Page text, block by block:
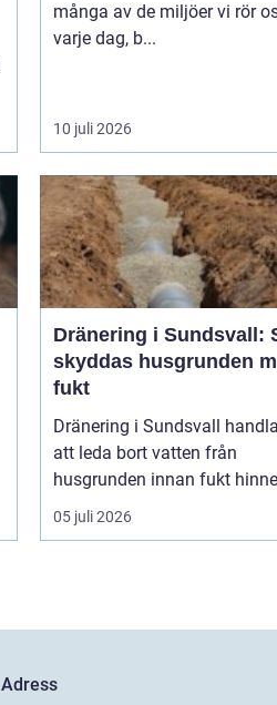
många av de miljöer vi rör
varje dag, b...
10 juli 2026
Dränering i Sundsvall:
skyddas husgrunden
fukt
Dränering i Sundsvall
att leda bort vatten från
husgrunden innan fukt
05 juli 2026
Adress